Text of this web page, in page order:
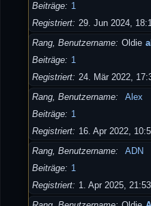
Beiträge
1
Registriert 29. Jun 2024,
Rang, Benutzername Oldie
Beiträge
1
Registriert 24. Mär 2022,
Rang, Benutzername
Alex
Beiträge
1
Registriert
16. Apr 2022,
Rang, Benutzername
ADN
Beiträge
1
Registriert
1. Apr 2025, 21:53